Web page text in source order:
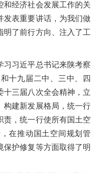
和经济社会发展工作的关
发表重要讲话，为我们做
明了前行方向、注入了工
习习近平总书记来陕考察
十九届二中、三中、四
十三届八次全会精神，立
构建新发展格局，统一行
责，统一行使所有国土空
在推动国土空间规划管
保护修复等方面取得了明